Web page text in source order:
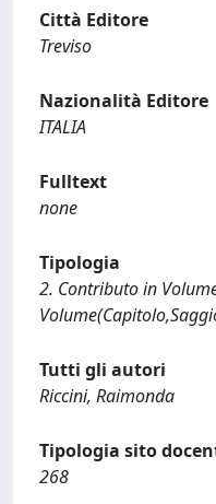
Città Editore
Treviso
Nazionalità Editore
ITALIA
Fulltext
none
Tipologia
2. Contributo in
Tutti gli autori
Riccini, Raimonda
Tipologia sito
268